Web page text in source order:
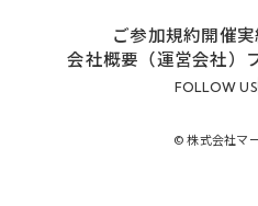
ご参加規約開催
会社概要（運営会社）
FOLLOW US
© 株式会社マ